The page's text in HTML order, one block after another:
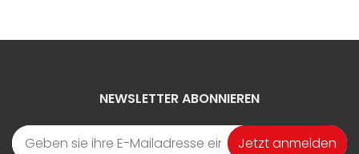
NEWSLETTER ABONNIEREN
Jetzt anmelden